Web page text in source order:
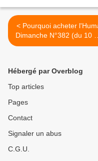
< Pourquoi acheter l'Huma
Dimanche N°382 (du 10 au
16 octobre)
Hébergé par Overblog
Top articles
Pages
Contact
Signaler un abus
C.G.U.